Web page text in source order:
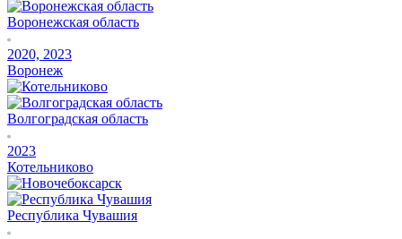
Воронежская область
2020, 2023
Воронеж
Волгоградская область
2023
Котельниково
Республика Чувашия